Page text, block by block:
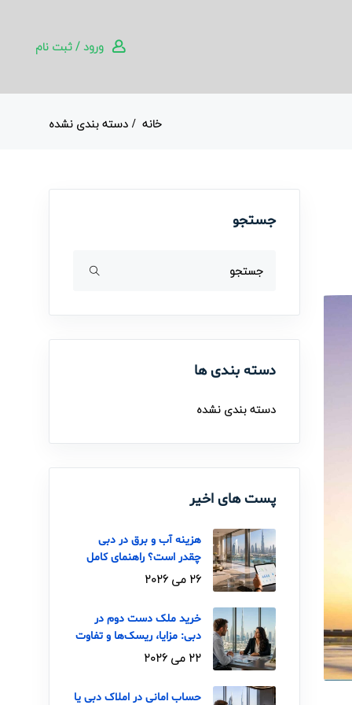
ورود / ثبت نام
خانه دسته بندی نشده
جستجو
دسته بندی ها
دسته بندی نشده
پست های اخیر
هزینه آب و برق در دبی
چقدر است؟ راهنمای کامل
DEWA برای ایرانی‌ها
26 می 2026
خرید ملک دست دوم در
دبی: مزایا، ریسک‌ها و تفاوت
با خرید از سازنده
22 می 2026
حساب امانی در املاک دبی یا